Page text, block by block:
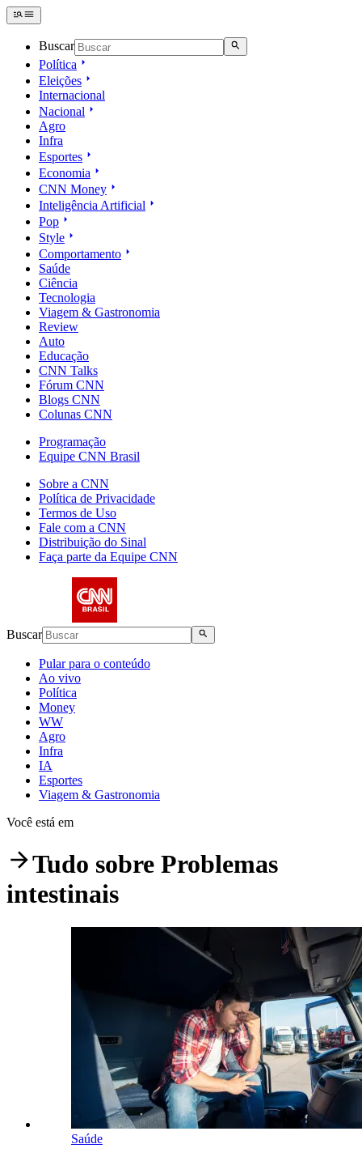
Buscar
Política
Eleições
Internacional
Nacional
Agro
Infra
Esportes
Economia
CNN Money
Inteligência Artificial
Pop
Style
Comportamento
Saúde
Ciência
Tecnologia
Viagem & Gastronomia
Review
Auto
Educação
CNN Talks
Fórum CNN
Blogs CNN
Colunas CNN
Programação
Equipe CNN Brasil
Sobre a CNN
Política de Privacidade
Termos de Uso
Fale com a CNN
Distribuição do Sinal
Faça parte da Equipe CNN
Buscar
Pular para o conteúdo
Ao vivo
Política
Money
WW
Agro
Infra
IA
Esportes
Viagem & Gastronomia
Você está em
Tudo sobre Problemas
intestinais
Saúde